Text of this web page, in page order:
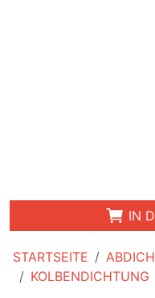
STARTSEITE
KOLBENDICHTUNG
IN